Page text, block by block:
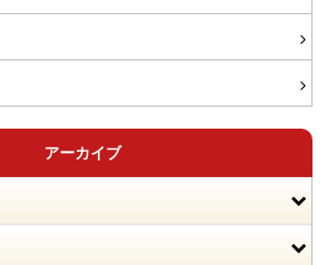
アーカイブ